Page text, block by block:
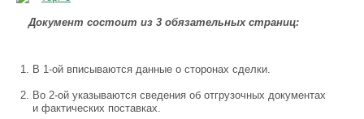
Документ состоит из 3 обязательных страниц:
В 1-ой вписываются данные о сторонах сделки.
Во 2-ой указываются сведения об отгрузочных документах
и фактических поставках.